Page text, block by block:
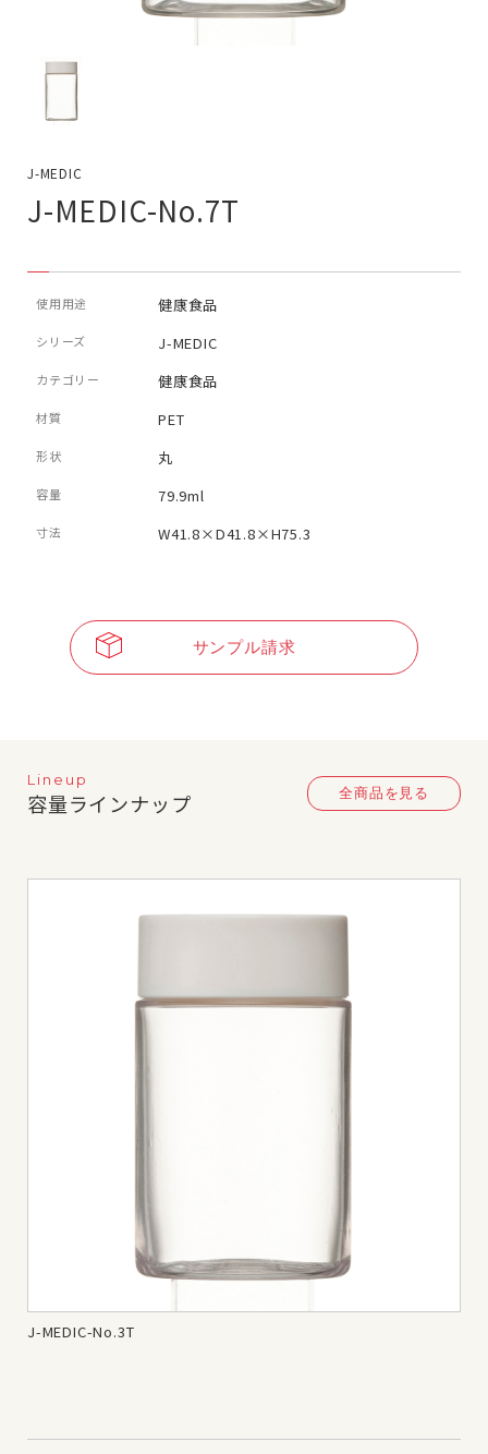
J-MEDIC
J-MEDIC-No.7T
使用用途 健康食品
シリーズ J-MEDIC
カテゴリー 健康食品
材質 PET
形状 丸
容量 79.9ml
寸法 W41.8×D41.8×H75.3
サンプル請求
Lineup
容量ラインナップ 全商品を見る
J-MEDIC-No.3T